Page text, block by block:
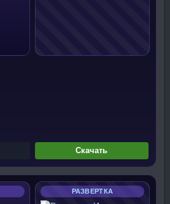
Скачать
РАЗВЕРТКА